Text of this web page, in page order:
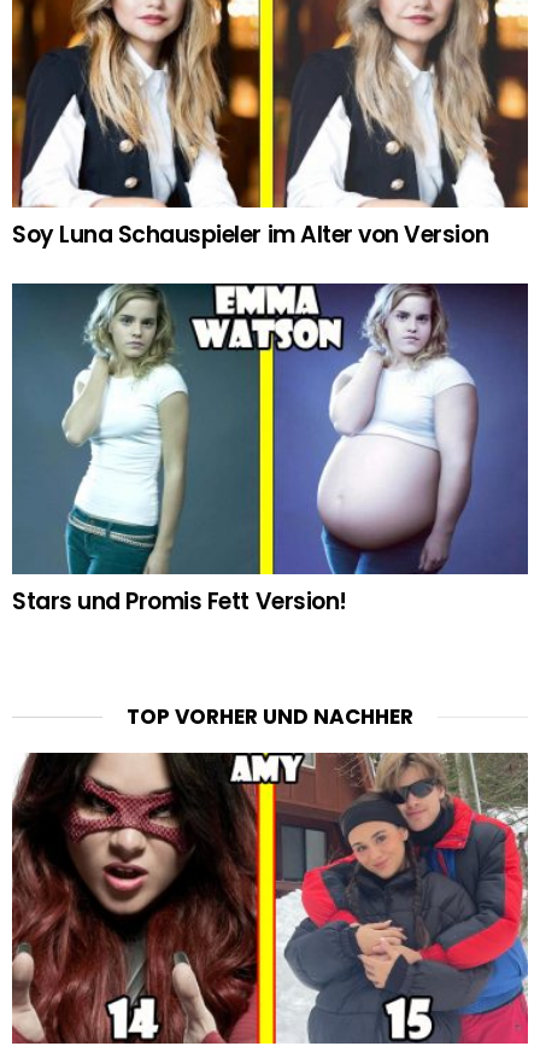
Soy Luna Schauspieler im Alter von Version
Stars und Promis Fett Version!
TOP VORHER UND NACHHER